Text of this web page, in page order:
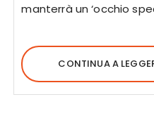
manterrà un ‘occhio
CONTINUA A